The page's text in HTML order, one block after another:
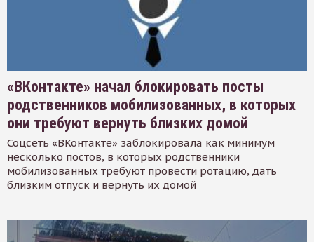
«ВКонтакте» начал блокировать посты
родственников мобилизованных, в которых
они требуют вернуть близких домой
Соцсеть «ВКонтакте» заблокировала как минимум
несколько постов, в которых родственники
мобилизованных требуют провести ротацию, дать
близким отпуск и вернуть их домой